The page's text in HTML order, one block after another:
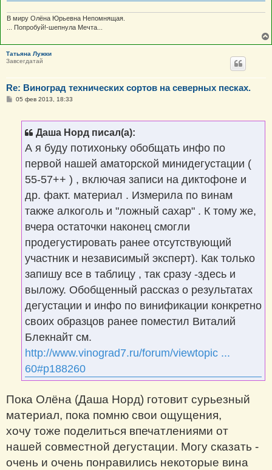
В миру Олёна Юрьевна Непомнящая.
... Попробуй!-шепнула Мечта...
Татьяна Лужки
Завсегдатай
Re: Виноград технических сортов на северных песках.
С05 фев 2013, 18:33
Даша Норд писал(а):
А я буду потихоньку обобщать инфо по
первой нашей аматорской минидегустации (
55-57++ ) , включая записи на диктофоне и
др. факт. материал . Измерила по винам
также алкоголь и "ложный сахар" . К тому же,
вчера остаточки наконец смогли
продегустировать ранее отсутствующий
участник и независимый эксперт). Как только
запишу все в таблицу , так сразу -здесь и
выложу. Обобщенный рассказ о результатах
дегустации и инфо по винификации конкретно
своих образцов ранее поместил Виталий
Блекнайт см.
http://www.vinograd7.ru/forum/viewtopic ...
60#p188260
Пока Олёна (Даша Норд) готовит сурьезный
материал, пока помню свои ощущения,
хочу тоже поделиться впечатлениями от
нашей совместной дегустации. Могу сказать -
очень и очень понравились некоторые вина